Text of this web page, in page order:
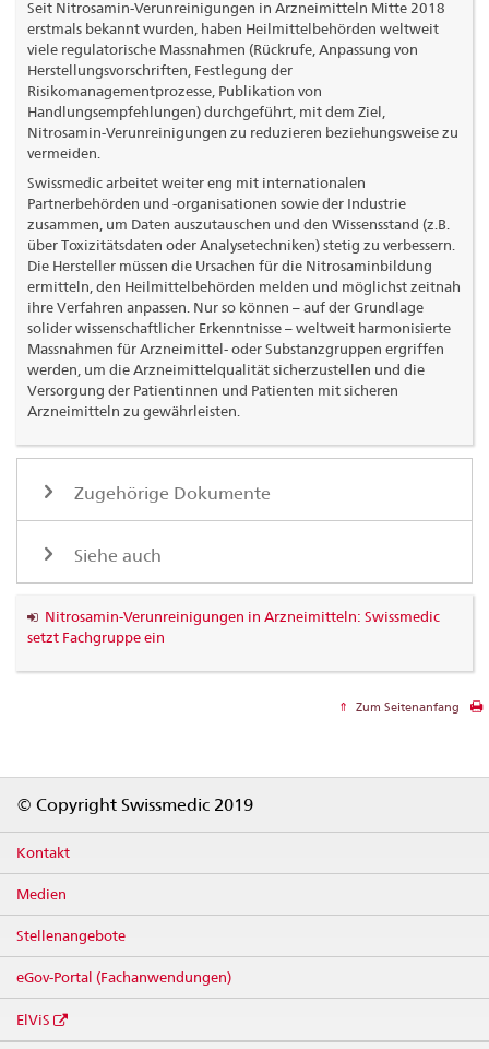
Seit Nitrosamin-Verunreinigungen in Arzneimitteln Mitte 2018
erstmals bekannt wurden, haben Heilmittelbehörden weltweit
viele regulatorische Massnahmen (Rückrufe, Anpassung von
Herstellungsvorschriften, Festlegung der
Risikomanagementprozesse, Publikation von
Handlungsempfehlungen) durchgeführt, mit dem Ziel,
Nitrosamin-Verunreinigungen zu reduzieren beziehungsweise zu
vermeiden.
Swissmedic arbeitet weiter eng mit internationalen
Partnerbehörden und -organisationen sowie der Industrie
zusammen, um Daten auszutauschen und den Wissensstand (z.B.
über Toxizitätsdaten oder Analysetechniken) stetig zu verbessern.
Die Hersteller müssen die Ursachen für die Nitrosaminbildung
ermitteln, den Heilmittelbehörden melden und möglichst zeitnah
ihre Verfahren anpassen. Nur so können – auf der Grundlage
solider wissenschaftlicher Erkenntnisse – weltweit harmonisierte
Massnahmen für Arzneimittel- oder Substanzgruppen ergriffen
werden, um die Arzneimittelqualität sicherzustellen und die
Versorgung der Patientinnen und Patienten mit sicheren
Arzneimitteln zu gewährleisten.
Zugehörige Dokumente
Siehe auch
Nitrosamin-Verunreinigungen in Arzneimitteln: Swissmedic
setzt Fachgruppe ein
Zum Seitenanfang
© Copyright Swissmedic 2019
Kontakt
Medien
Stellenangebote
eGov-Portal (Fachanwendungen)
ElViS